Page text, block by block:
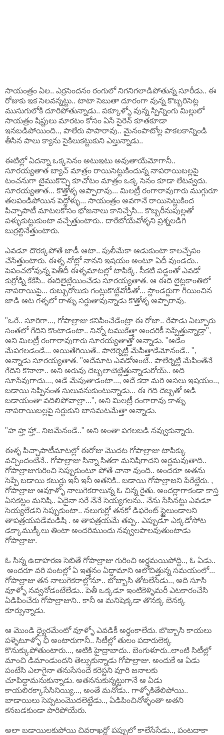
సాయంత్రం ఏల.. ఎర్రసెందనం రంగులో నిగనిగలాడిపోతున్న సూరీడు.. ఈ
రోజుకు ఇక సెలవన్నట్టు.. టాటా సెబుతా దూరంగా వున్న కొబ్బరిసెట్ల
ముసుగులోకి దూరిపోతున్నాడు.. పక్కూళ్ళో వున్న స్పిన్నింగు మిల్లులో
సాయత్రం షిప్టులు మారటం కోసం ఏసే సైరెన్ కూతకూడా
ఇనబడిపోయింది.., పాలేరు పాపారావు.. మైనంపాటోల్ల పాకలకాన్నిండి
తీసిన పాలు క్యాను సైకిలుకట్టుకుని ఎల్తున్నాడు..
ఈటిల్లో ఏదన్నా ఒక్కసెనం అటుఇటు అవుతాయేమోగానీ..
సూరయ్యతాత బ్యాచ్ మాత్రం రాయిసెట్టుకిందున్న నాపరాయిబల్లపై
టంచనుగా టైముకొచ్చి కూచోటం మాత్రం ఒక్క సెనం కూడా లేటవ్వదు.
సూరయ్యతాత... కొత్తోళ్ళ అప్పారావు... మిలట్రీ రంగారావుగారు ముగ్గురూ
తలపండిపోయిన పెద్దోళ్ళు... సాయంత్రం అవగానే రాయిసెట్టుకింద
పిచ్చాపాటీ మాటలకోసం భోజనాలు కానిచ్చేసి... కొబ్బరీనుపుల్లతో
పళ్ళుకుట్టుకుంటా వచ్చేత్తుంటారు.. దారేబోయేవోళ్ళని ప్రశ్నలడిగి
బుర్రల్దినేత్తుంటారు.
ఎవడూ దొరక్కపోతే జాడీ ఆటా.. పులీమేకా ఆడుకుంటా కాలచ్చేపం
చేసేత్తుంటారు. ఈళ్ళ నోట్లో నానని ఇషయం అంటూ ఏదీ వుండదు..
పెపంచలోవున్న పెతీదీ ఈళ్ళమాటల్లో టాపిక్కే. సీకటి పడ్డంతో ఎవడో
కుర్రోడ్ని కేకేసి.. ఈదిలైట్లేయించేడు సూరయ్యతాత. ఆ ఈది లైట్లకాంతిలో
నాపరాయిపై... రుబ్బురోలుకు గంట్లుకొట్టేవోడితో... స్టాండర్డుగా గీయించిన
జాడి ఆట గళ్ళలో రాళ్ళు సర్దుతావున్నాడు కొత్తోళ్ళ అప్పారావు.
"ఒరే.. సూరిగా..., గోపాల్రాజు కనిపించేడేంట్రా ఈ రోజా.. రేపాడు ఏల్పూరు
సంతలో గేదిని కొంటాడంటా.. నిన్నో టముకేత్తా అందరికీ సెప్పేత్తున్నాడ్రా",
అని మిలట్రీ రంగారావుగారు సూరయ్యతాత్తో అన్నాడు. "ఆడేం
మేపగలడండే... అయితేగియితే.. పాలెర్నెట్టి మేపిత్తాడేమోనండే.. ",
అన్నాడు సూరయ్యతాత. "అదేమాట ఎవడోఅంటే.. పాలేర్నెట్టి మేపింతేనే
గేదిని కొనాలా.. అని అరువు దెబ్బలాటెట్టేత్తున్నాడురోయ్.. అది
సూసేవుగాదు..., ఆడే మేపుతాడంటా..., అదే కదా మరి అసలు ఇషయం..,
బడాయి సెప్పినంత సులువనుకుంటున్నాడు... ఈ గెది దెబ్బతో ఆడి
బడాయంతా వదిలిపోవాల్రా...", అని మిలట్రీ రంగారావు కాళ్ళు
నాపరాయిబల్లపై సర్దుకుని బాసమటమేత్తా అన్నాడు.
"హ హ్హ హ్హా.. నిజమేనండే.." అని అంతా పగలబడి నవ్వుకున్నారు.
ఈళ్ళ పిచ్చాపాటీమాటల్లో ఈరోజు మొదట గోపాల్రాజు టాపిక్కు
వచ్చిందంటేనే.. గోపాల్రాజు సిన్నా సితకా మనిషిగాదని అర్దమవుతాది..
గోపాల్రాజుగురించి సెప్పుకుంటూ పోతే చానా వుంది.. అందరూ అతను
సెప్పే బడాయి కబుర్లు ఇనీ ఇనీ అతనికి.. బడాయి గోపాల్రాజని పేరేట్టేరు. ,
గోపాల్రాజు ఆవూళ్ళో నాలుగెకరాలున్న ఓ చిన్న రైతు. అందర్లాగాకండా కాస్త
ఏసకట్టం మనిషి.. ఏదైనా సరే నేనే సెయ్యగలను.. నేను సేసినట్టు ఎవడూ
సెయ్యలేడని సెప్పుకుంటా.. నలుగుర్లో తనకో డిఫరెంట్ స్టైలుండాలని
తాపత్రయపడేమడిషి . ఆ తాపత్రయమే తప్ప.. ఎప్పుడూ ఎక్కడోసోట
డక్కాముక్కీలు తింటా అందరిముందు నవ్వులపాలవుతుంటాడు
గోపాల్రాజు.
ఓ సిన్న ఉదాహరణ సెబితే గోపాల్రాజు గురించి అర్ధమయిపోద్ది.., ఓ ఏడు..
అందరూ వరి పంటల్లో ఏ ఇత్తనం ఏద్దామాని ఆలోచిత్తున్న సమయంలో...
గోపాల్రాజు తన నాలుగెకరాల్లోనూ.. బోబ్బాసి తోటలేసేడు.., అది సూసి
వూళ్ళో నవ్వనోడంటేలేడు.. పెతీ ఒక్కడూ ఇంటికెళ్ళిమరీ ఎటకారంచేసి
ఏడిపించేరు గోపాల్రాజుని.. కానీ ఆ మనిషెక్కడా తొనక్క బెనక్క
కూర్సున్నాడు.
ఆ మొండి ధ్యైరమేంటో వూళ్ళో ఎవడికీ అర్ధంకాలేదు. బొబ్బాసి కాయలు
పళ్ళెటూళ్ళో ఛీ అంటారుగానీ.. సిటీల్లో తులం పదారులెక్క
కొనుక్కుపోతుంటారు..., ఆటికి హైద్రాబాదు.. బెంగుళూరు..లాంటి సిటీల్లో
మాంచి డిమాండుందని తెల్సుకున్నాడు గోపాల్రాజు. అందుకే ఆ ఏడు
పంటేసి ఎలాగైనా తనుసేసందే కరెస్టని వూరి జనాలకు
చూపిద్దామనుకున్నాడు. అతననుకున్నట్టుగానే ఆ ఏడు
కాయలిరక్కాసేసినియ్యి..., అంతే మనోడు.. గాళ్ళోకితేలిపోయి..
బాడాయిలు సెప్పటంమొదలెట్టేడు.., ఏడిపించినోళ్ళంతా అతని
కనబడకుండా పారిపోయేరు.
అలా బడాయిలకుపోయి చివరాఖర్లో పప్పులో కాలేసేసేడు.., పంటదాకా